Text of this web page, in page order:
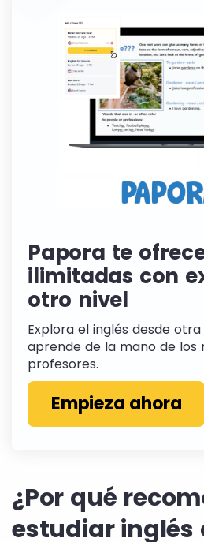
Papora te
ilimitadas con
otro nivel
Explora el inglés desde
aprende de la mano de los
profesores.
Empieza ahora
¿Por qué
estudiar inglés